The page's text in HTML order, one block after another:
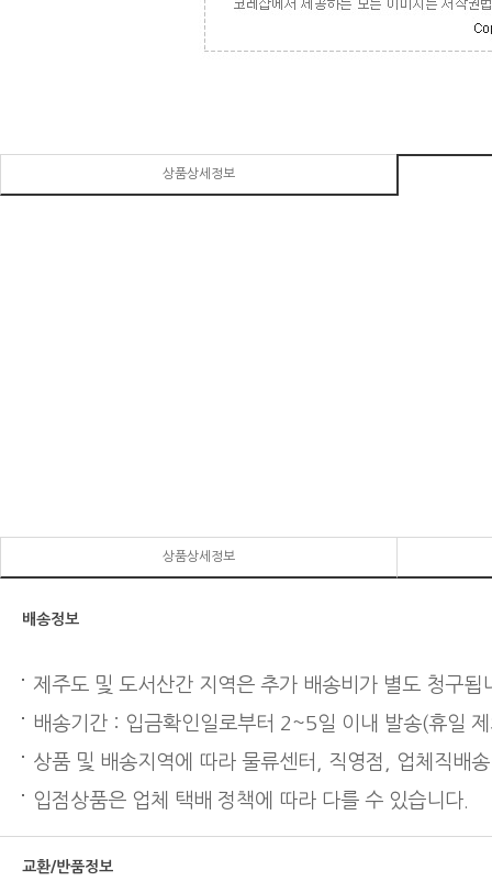
상품상세정보
상품상세정보
배송정보
제주도 및 도서산간 지역은 추가 배송비가 별도 청구됩
배송기간 : 입금확인일로부터 2~5일 이내 발송(휴일
상품 및 배송지역에 따라 물류센터, 직영점, 업체직배
입점상품은 업체 택배 정책에 따라 다를 수 있습니다.
교환/반품정보